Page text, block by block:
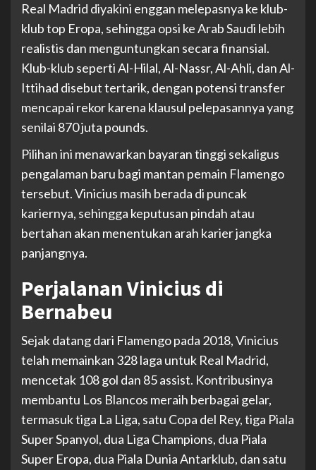
Real Madrid diyakini enggan melepasnya ke klub-
klub top Eropa, sehingga opsi ke Arab Saudi lebih
realistis dan menguntungkan secara finansial.
Klub-klub seperti Al-Hilal, Al-Nassr, Al-Ahli, dan Al-
Ittihad disebut tertarik, dengan potensi transfer
mencapai rekor karena klausul pelepasannya yang
senilai 870 juta pounds.
Pilihan ini menawarkan bayaran tinggi sekaligus
pengalaman baru bagi mantan pemain Flamengo
tersebut. Vinicius masih berada di puncak
kariernya, sehingga keputusan pindah atau
bertahan akan menentukan arah karier jangka
panjangnya.
Perjalanan Vinicius di
Bernabeu
Sejak datang dari Flamengo pada 2018, Vinicius
telah memainkan 328 laga untuk Real Madrid,
mencetak 108 gol dan 85 assist. Kontribusinya
membantu Los Blancos meraih berbagai gelar,
termasuk tiga La Liga, satu Copa del Rey, tiga Piala
Super Spanyol, dua Liga Champions, dua Piala
Super Eropa, dua Piala Dunia Antarklub, dan satu